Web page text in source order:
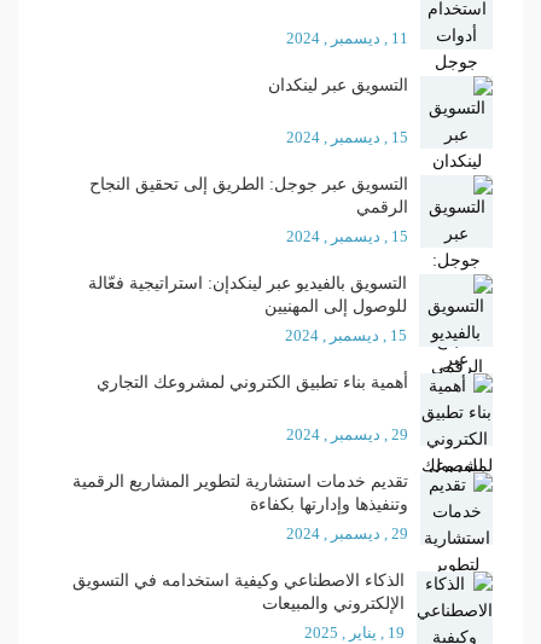
11 , ديسمبر , 2024
التسويق عبر لينكدان
15 , ديسمبر , 2024
التسويق عبر جوجل: الطريق إلى تحقيق النجاح
الرقمي
15 , ديسمبر , 2024
التسويق بالفيديو عبر لينكدإن: استراتيجية فعّالة
للوصول إلى المهنيين
15 , ديسمبر , 2024
أهمية بناء تطبيق الكتروني لمشروعك التجاري
29 , ديسمبر , 2024
تقديم خدمات استشارية لتطوير المشاريع الرقمية
وتنفيذها وإدارتها بكفاءة
29 , ديسمبر , 2024
الذكاء الاصطناعي وكيفية استخدامه في التسويق
الإلكتروني والمبيعات
19 , يناير , 2025